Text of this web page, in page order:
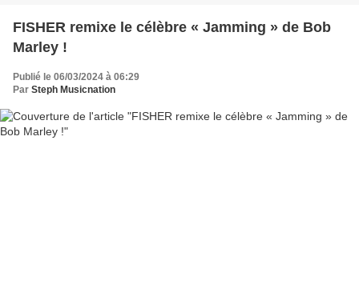
FISHER remixe le célèbre « Jamming » de Bob
Marley !
Publié le 06/03/2024 à 06:29
Par Steph Musicnation